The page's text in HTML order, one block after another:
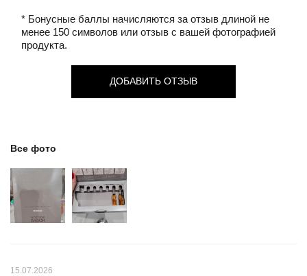
* Бонусные баллы начисляются за отзыв длиной не
менее 150 символов или отзыв с вашей фотографией
продукта.
ДОБАВИТЬ ОТЗЫВ
Все фото
15.07.2026